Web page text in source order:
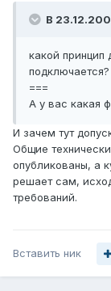
В
какой принцип
===
А у вас какая
И зачем тут
Общие
опубликованы, а
решает сам,
требований.
Вставить ник